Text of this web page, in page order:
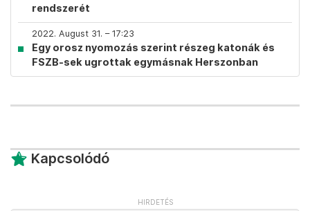
rendszerét
2022. August 31. – 17:23
Egy orosz nyomozás szerint részeg katonák és
FSZB-sek ugrottak egymásnak Herszonban
Kapcsolódó